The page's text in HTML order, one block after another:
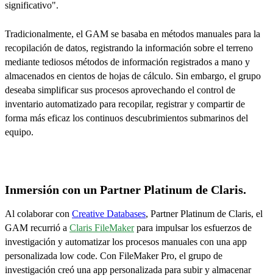
significativo".
Tradicionalmente, el GAM se basaba en métodos manuales para la
recopilación de datos, registrando la información sobre el terreno
mediante tediosos métodos de información registrados a mano y
almacenados en cientos de hojas de cálculo. Sin embargo, el grupo
deseaba simplificar sus procesos aprovechando el control de
inventario automatizado para recopilar, registrar y compartir de
forma más eficaz los continuos descubrimientos submarinos del
equipo.
Inmersión con un Partner Platinum de Claris.
Al colaborar con Creative Databases, Partner Platinum de Claris, el
GAM recurrió a Claris FileMakerpara impulsar los esfuerzos de
investigación y automatizar los procesos manuales con una app
personalizada low code. Con FileMaker Pro, el grupo de
investigación creó una app personalizada para subir y almacenar